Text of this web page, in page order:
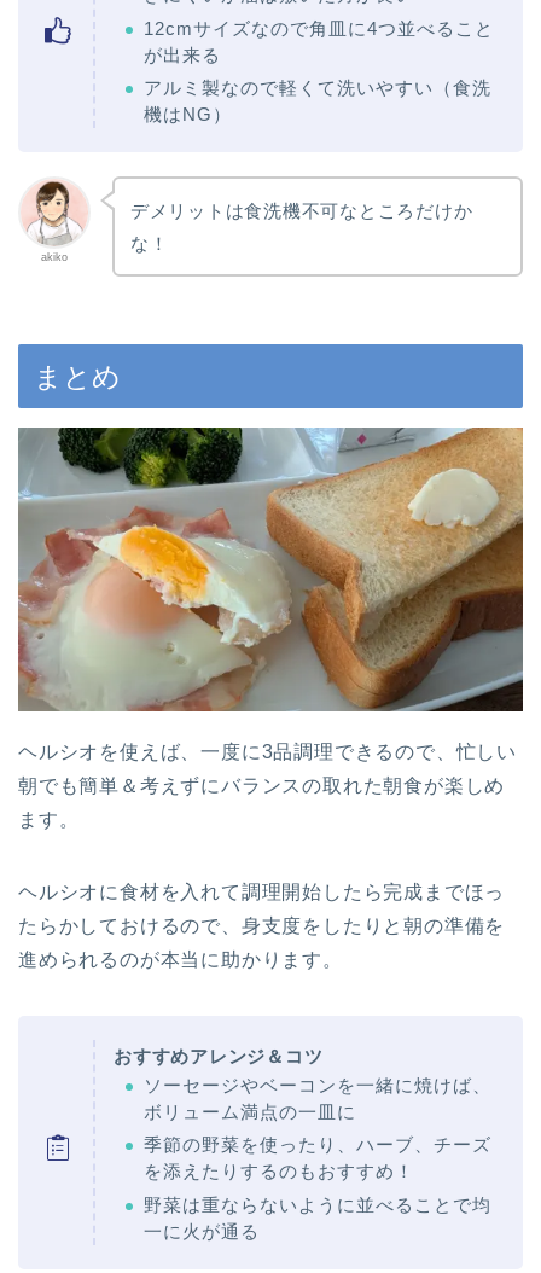
12cmサイズなので角皿に4つ並べること
が出来る
アルミ製なので軽くて洗いやすい（食洗
機はNG）
akiko
デメリットは食洗機不可なところだけか
な！
まとめ
ヘルシオを使えば、一度に3品調理できるので、忙しい
朝でも簡単＆考えずにバランスの取れた朝食が楽しめ
ます。
ヘルシオに食材を入れて調理開始したら完成までほっ
たらかしておけるので、身支度をしたりと朝の準備を
進められるのが本当に助かります。
おすすめアレンジ＆コツ
ソーセージやベーコンを一緒に焼けば、
ボリューム満点の一皿に
季節の野菜を使ったり、ハーブ、チーズ
を添えたりするのもおすすめ！
野菜は重ならないように並べることで均
一に火が通る